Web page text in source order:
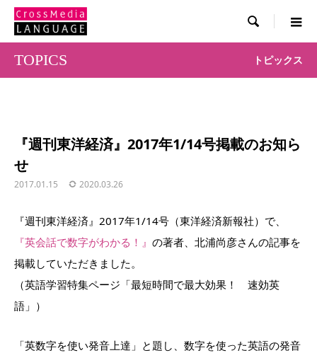

TOPICS トピックス
『週刊東洋経済』2017年1/14号掲載のお知ら
せ
2017.01.15 2020.03.26
『週刊東洋経済』2017年1/14号（東洋経済新報社）で、
『英会話で数字がわかる！』 の著者、北浦尚彦さんの記事を
掲載していただきました。
（英語学習特集ページ「最短時間で最大効果！ 速効英
語」）
「英数字を使い発音上達」と題し、数字を使った英語の発音